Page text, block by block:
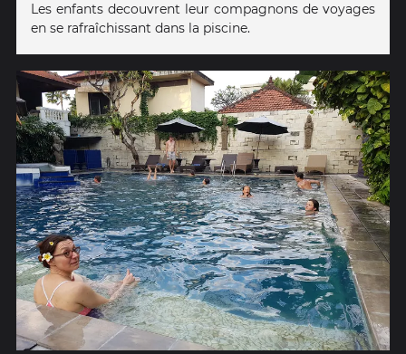
Les enfants decouvrent leur compagnons de voyages
en se rafraîchissant dans la piscine.